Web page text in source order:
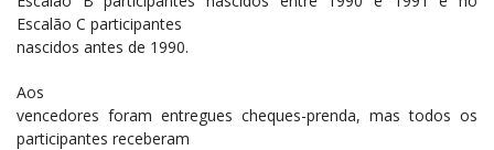
Escalão C participantes
nascidos antes de 1990.
Aos
vencedores foram entregues cheques-prenda, mas todos os
participantes receberam